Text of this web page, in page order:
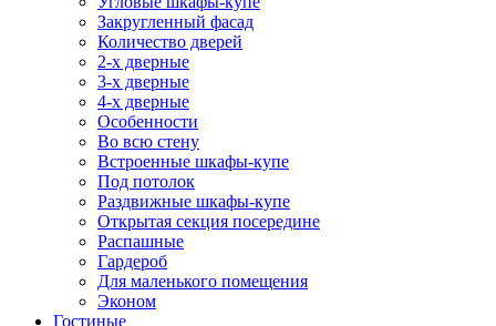
Закругленный фасад
Количество дверей
2-х дверные
3-х дверные
4-х дверные
Особенности
Во всю стену
Встроенные шкафы-купе
Под потолок
Раздвижные шкафы-купе
Открытая секция посередине
Распашные
Гардероб
Для маленького помещения
Эконом
Гостиные